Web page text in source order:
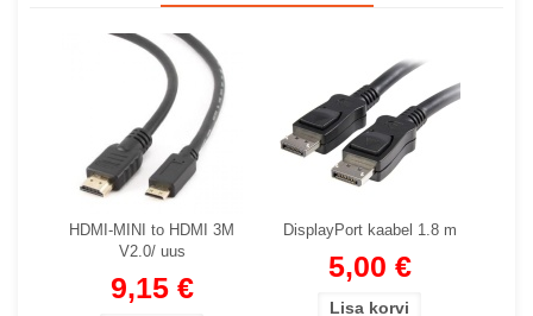
HDMI-MINI to HDMI 3M
V2.0/ uus
9,15 €
DisplayPort kaabel 1.8 m
5,00 €